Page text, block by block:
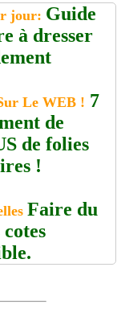
jour: Guide
à dresser
Le WEB ! 7
de
de folies
!
Faire du